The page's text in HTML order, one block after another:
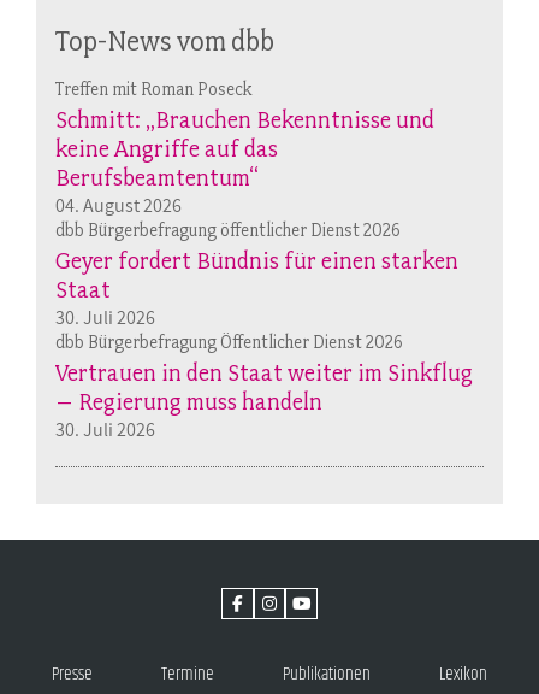
Top-News vom dbb
Treffen mit Roman Poseck
Schmitt: „Brauchen Bekenntnisse und
keine Angriffe auf das
Berufsbeamtentum“
04. August 2026
dbb Bürgerbefragung öffentlicher Dienst 2026
Geyer fordert Bündnis für einen starken
Staat
30. Juli 2026
dbb Bürgerbefragung Öffentlicher Dienst 2026
Vertrauen in den Staat weiter im Sinkflug
– Regierung muss handeln
30. Juli 2026
Presse Termine Publikationen Lexikon